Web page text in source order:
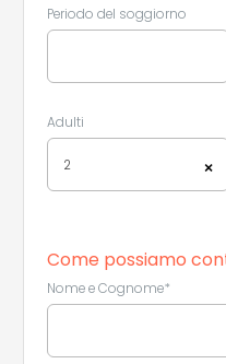
Periodo del soggiorno
Adulti
×
2
Come possiamo
Nome e Cognome*